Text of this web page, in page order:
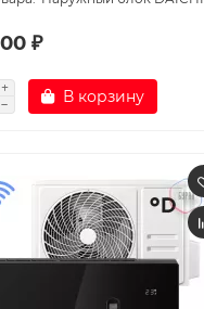
₽
В корзину